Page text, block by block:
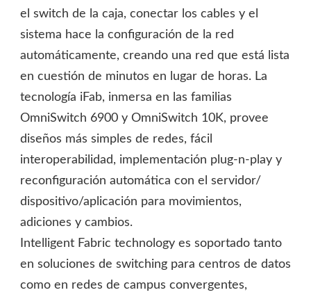
el switch de la caja, conectar los cables y el
sistema hace la configuración de la red
automáticamente, creando una red que está lista
en cuestión de minutos en lugar de horas. La
tecnología iFab, inmersa en las familias
OmniSwitch 6900 y OmniSwitch 10K, provee
diseños más simples de redes, fácil
interoperabilidad, implementación plug-n-play y
reconfiguración automática con el servidor/
dispositivo/aplicación para movimientos,
adiciones y cambios.
Intelligent Fabric technology es soportado tanto
en soluciones de switching para centros de datos
como en redes de campus convergentes,